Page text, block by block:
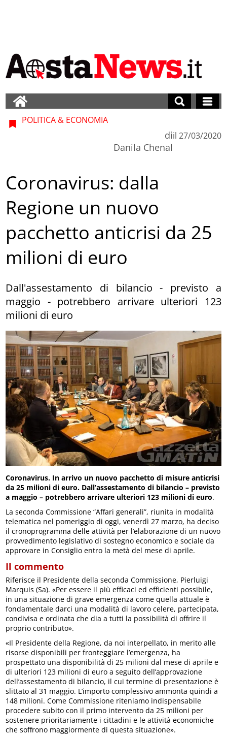
POLITICA & ECONOMIA
di
Danila Chenal
il 27/03/2020
Coronavirus: dalla
Regione un nuovo
pacchetto anticrisi da 25
milioni di euro
Dall'assestamento di bilancio - previsto a
maggio - potrebbero arrivare ulteriori 123
milioni di euro
Coronavirus. In arrivo un nuovo pacchetto di misure anticrisi
da 25 milioni di euro. Dall’assestamento di bilancio – previsto
a maggio – potrebbero arrivare ulteriori 123 milioni di euro.
La seconda Commissione “Affari generali”, riunita in modalità
telematica nel pomeriggio di oggi, venerdì 27 marzo, ha deciso
il cronoprogramma delle attività per l’elaborazione di un nuovo
provvedimento legislativo di sostegno economico e sociale da
approvare in Consiglio entro la metà del mese di aprile.
Il commento
Riferisce il Presidente della seconda Commissione, Pierluigi
Marquis (Sa). «Per essere il più efficaci ed efficienti possibile,
in una situazione di grave emergenza come quella attuale è
fondamentale darci una modalità di lavoro celere, partecipata,
condivisa e ordinata che dia a tutti la possibilità di offrire il
proprio contributo».
«Il Presidente della Regione, da noi interpellato, in merito alle
risorse disponibili per fronteggiare l’emergenza, ha
prospettato una disponibilità di 25 milioni dal mese di aprile e
di ulteriori 123 milioni di euro a seguito dell’approvazione
dell’assestamento di bilancio, il cui termine di presentazione è
slittato al 31 maggio. L’importo complessivo ammonta quindi a
148 milioni. Come Commissione riteniamo indispensabile
procedere subito con il primo intervento da 25 milioni per
sostenere prioritariamente i cittadini e le attività economiche
che soffrono maggiormente di questa situazione».